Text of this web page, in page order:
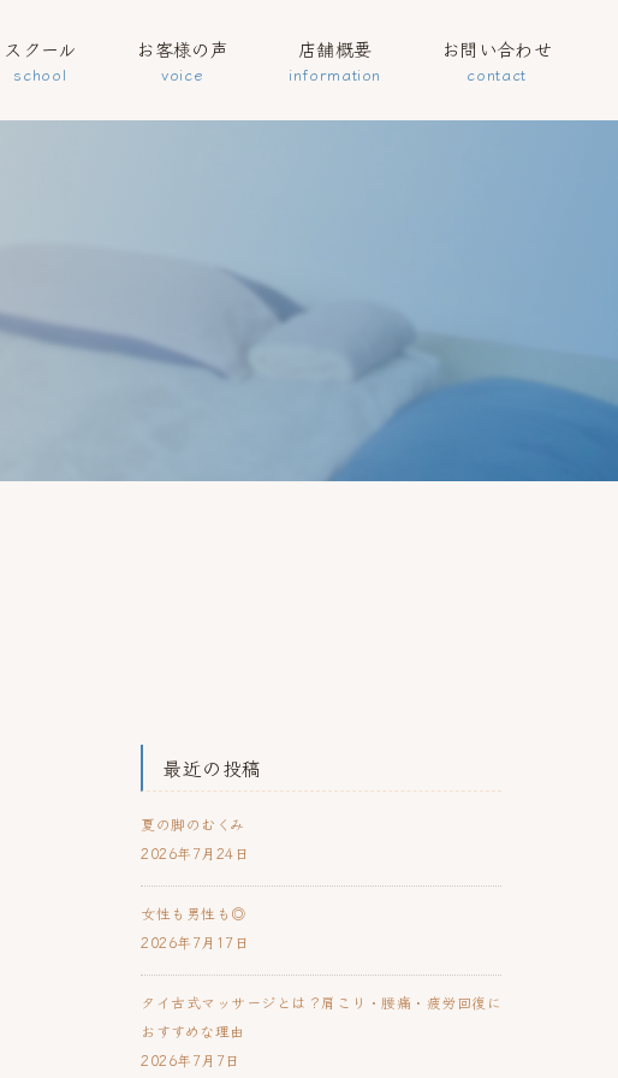
スクール お客様の声 店舗概要 お問い合わせ
最近の投稿
夏の脚のむくみ
2026年7月24日
女性も男性も◎
2026年7月17日
タイ古式マッサージとは？肩こり・腰痛・疲労回復に
おすすめな理由
2026年7月7日